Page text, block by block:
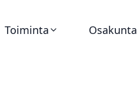
Toiminta Osakunta